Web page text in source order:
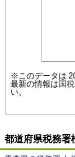
※このデータは
最新の情報は国
い。
都道府県税務署